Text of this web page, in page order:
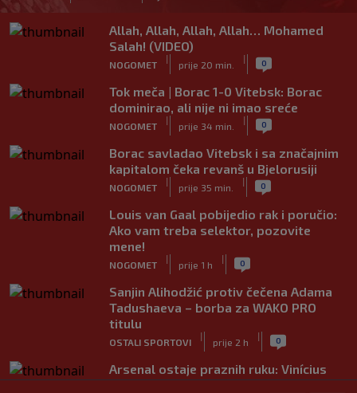
Allah, Allah, Allah, Allah… Mohamed
Salah! (VIDEO)
NOGOMET
|
prije 20 min.
| 0
Tok meča | Borac 1-0 Vitebsk: Borac
dominirao, ali nije ni imao sreće
NOGOMET
|
prije 34 min.
| 0
Borac savladao Vitebsk i sa značajnim
kapitalom čeka revanš u Bjelorusiji
NOGOMET
|
prije 35 min.
| 0
Louis van Gaal pobijedio rak i poručio:
Ako vam treba selektor, pozovite
mene!
NOGOMET
|
prije 1 h
| 0
Sanjin Alihodžić protiv čečena Adama
Tadushaeva – borba za WAKO PRO
titulu
OSTALI SPORTOVI
|
prije 2 h
| 0
Arsenal ostaje praznih ruku: Vinícius
Júnior i Real Madrid postigli dogovor